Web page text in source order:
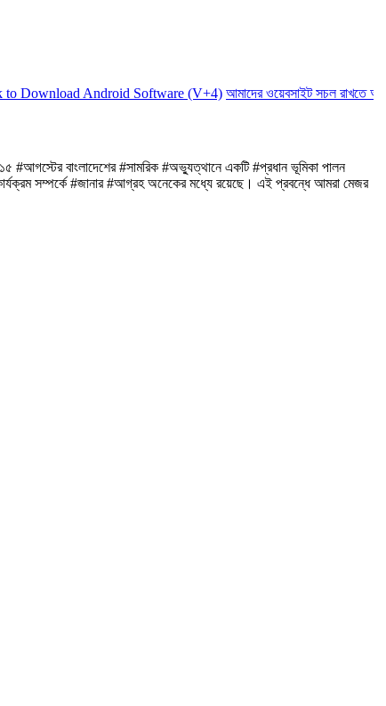
Android Software (V+4) আমাদের ওয়েবসাইট সচল রাখতে আমাদের
#আগস্টের বাংলাদেশের #সামরিক #অভ্যুত্থানে একটি #প্রধান ভূমিকা পালন
সম্পর্কে #জানার #আগ্রহ অনেকের মধ্যে রয়েছে। এই প্রবন্ধে আমরা মেজর